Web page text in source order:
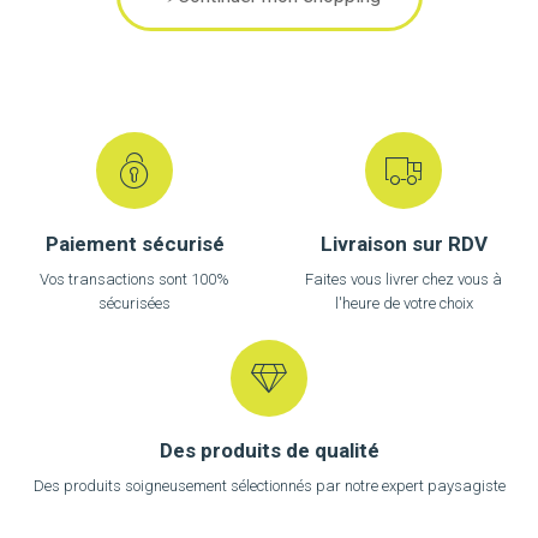
Paiement sécurisé
Vos transactions sont 100%
sécurisées
Livraison sur RDV
Faites vous livrer chez vous à
l'heure de votre choix
Des produits de qualité
Des produits soigneusement sélectionnés par notre expert paysagiste